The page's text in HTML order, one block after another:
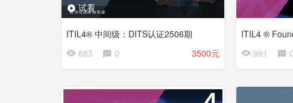
试看
ITIL4® 中间级：DITS认证2506期
883
0 3500元
ITIL4 ®
961
0